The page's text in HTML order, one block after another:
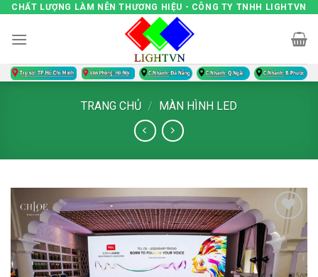
Skip
content
CHẤT LƯỢNG LÀM NÊN THƯƠNG HIỆU - CÔNG TY TNHH LIGHTVN
TRANG CHỦ / MÀN HÌNH LED
Add to
wishlist